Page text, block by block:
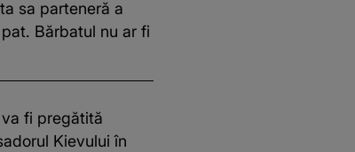
sa parteneră a
Bărbatul nu ar fi
va fi pregătită
Kievului în